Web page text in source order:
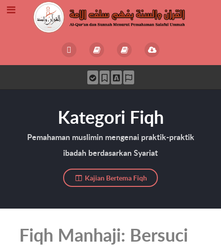
Kategori Fiqh
Pemahaman muslimin mengenai praktik-praktik
ibadah berdasarkan Syariat
Kajian Bertema Fiqh
Fiqh Manhaji: Bersuci